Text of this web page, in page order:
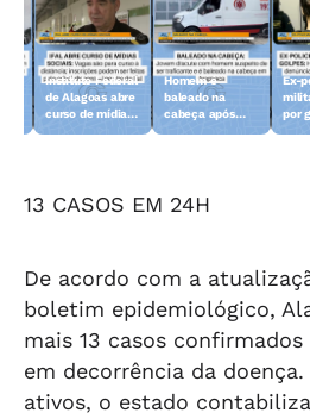
Instituto Federal
de Alagoas abre
curso de mídias
Homem é
baleado na
cabeça após
Ex-
por
13 CASOS EM 24H
De acordo com a
boletim epidemiológico,
mais 13 casos
em decorrência da
ativos, o estado contabiliza